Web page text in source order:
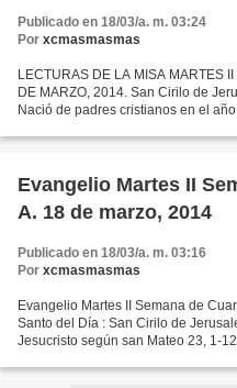
Publicado en 18/03/a. m. 03:24
Por xcmasmasmas
LECTURAS DE LA MISA MARTES
DE MARZO, 2014. San Cirilo de
Nació de padres cristianos en el
Evangelio Martes II
A. 18 de marzo, 2014
Publicado en 18/03/a. m. 03:16
Por xcmasmasmas
Evangelio Martes II Semana de
Santo del Día : San Cirilo de
Jesucristo según san Mateo 23, 1-